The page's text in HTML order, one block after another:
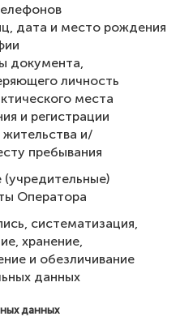
дата и место рождения
документа,
личность
места
и регистрации
и/
пребывания
(учредительные)
Оператора
систематизация,
хранение,
и обезличивание
данных
данных